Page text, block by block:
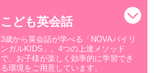
こども英会話
3歳から英会話が学べる「NOVAバイリ
ンガルKIDS」。4つの上達メソッド
で、お子様が楽しく効率的に学習でき
る環境をご用意しています。